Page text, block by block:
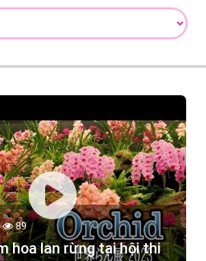
89
hoa lan rừng tại hội thi